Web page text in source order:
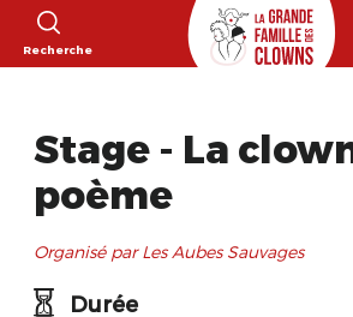
Recherche
Stage - La
poème
Organisé par Les Aubes Sauvages
Durée